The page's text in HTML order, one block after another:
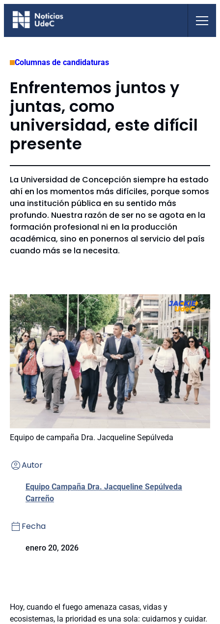
Saltar
Columnas de candidaturas
Enfrentemos juntos y
juntas, como
universidad, este difícil
presente
La Universidad de Concepción siempre ha estado
ahí en los momentos más difíciles, porque somos
una institución pública en su sentido más
profundo. Nuestra razón de ser no se agota en la
formación profesional ni en la producción
académica, sino en ponernos al servicio del país
cuando más se la necesita.
Equipo de campaña Dra. Jacqueline Sepúlveda
Autor
Equipo Campaña Dra. Jacqueline Sepúlveda
Carreño
Fecha
enero 20, 2026
Hoy, cuando el fuego amenaza casas, vidas y
ecosistemas, la prioridad es una sola: cuidarnos y cuidar.